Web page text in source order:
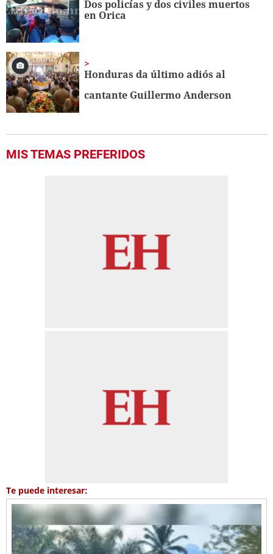
Dos policías y dos civiles muertos
en Orica
Honduras da último adiós al
cantante Guillermo Anderson
MIS TEMAS PREFERIDOS
Te puede interesar: